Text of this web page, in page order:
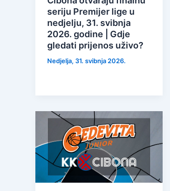
seriju Premijer lige u
nedjelju, 31. svibnja
2026. godine | Gdje
gledati prijenos uživo?
Nedjelja, 31. svibnja 2026.